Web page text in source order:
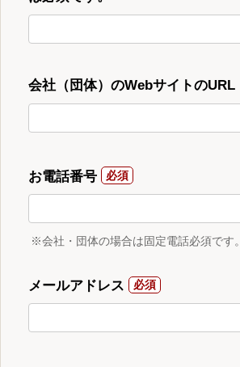
会社（団体）のWebサイトのURL
お電話番号
※会社・団体の場合は固定電話必須です。
メールアドレス